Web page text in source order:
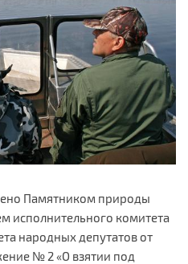
Памятником природы
исполнительного комитета
народных депутатов от
№ 2 «О взятии под